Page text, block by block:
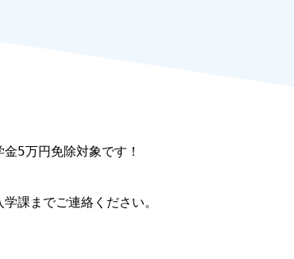
5万円免除対象です！
課までご連絡ください。